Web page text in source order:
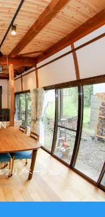
フリノベーション